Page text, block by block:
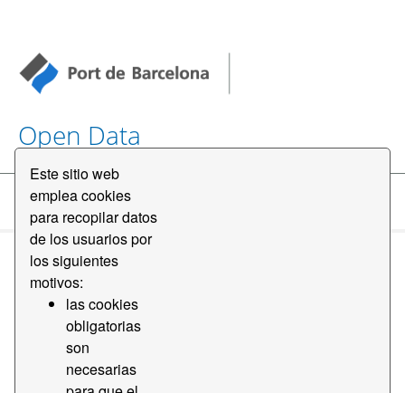
Este sitio web
emplea cookies
para recopilar datos
de los usuarios por
los siguientes
motivos:
las cookies
obligatorias
son
necesarias
Open Data
Conjuntos de datos
Ordenar por